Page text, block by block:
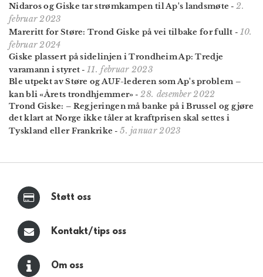
Nidaros og Giske tar strøm­kampen til Ap's landsmøte -2.
februar 2023
Mareritt for Støre: Trond Giske på vei tilbake for fullt - 10.
februar 2024
Giske plassert på sidelinjen i Trondheim Ap: Tredje
varamann i styret -11. februar 2023
Ble utpekt av Støre og AUF-lederen som Ap's problem –
kan bli «Årets trondhjemmer» -28. desember 2022
Trond Giske: – Regjeringen må banke på i Brussel og gjøre
det klart at Norge ikke tåler at kraftprisen skal settes i
Tyskland eller Frankrike -5. januar 2023
Støtt oss
Kontakt/tips oss
Om oss